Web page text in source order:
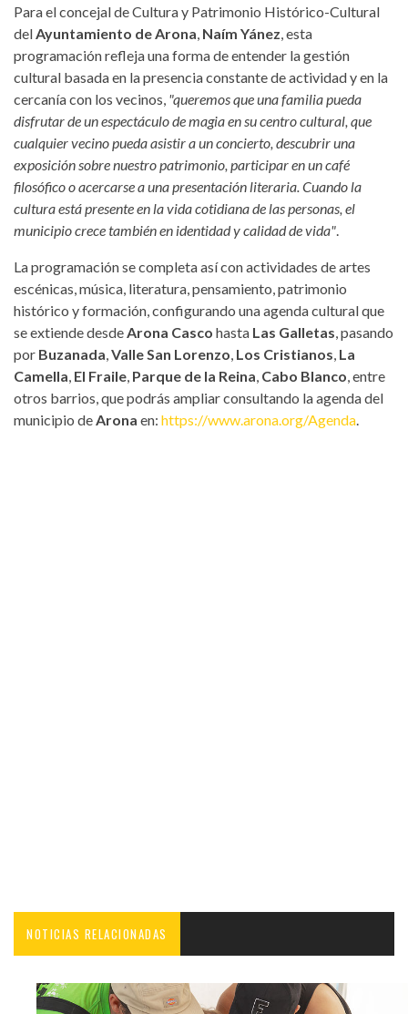
Para el concejal de Cultura y Patrimonio Histórico-Cultural
delAyuntamiento de Arona, Naím Yánez, esta
programación refleja una forma de entender la gestión
cultural basada en la presencia constante de actividad y en la
cercanía con los vecinos, "queremos que una familia pueda
disfrutar de un espectáculo de magia en su centro cultural, que
cualquier vecino pueda asistir a un concierto, descubrir una
exposición sobre nuestro patrimonio, participar en un café
filosófico o acercarse a una presentación literaria. Cuando la
cultura está presente en la vida cotidiana de las personas, el
municipio crece también en identidad y calidad de vida".
La programación se completa así con actividades de artes
escénicas, música, literatura, pensamiento, patrimonio
histórico y formación, configurando una agenda cultural que
se extiende desdeArona Casco hasta Las Galletas, pasando
por Buzanada,Valle San Lorenzo, Los Cristianos, La
Camella, El Fraile, Parque de la Reina, Cabo Blanco, entre
otros barrios, que podrás ampliar consultando la agenda del
municipio deArona en: https://www.arona.org/Agenda.
NOTICIAS RELACIONADAS